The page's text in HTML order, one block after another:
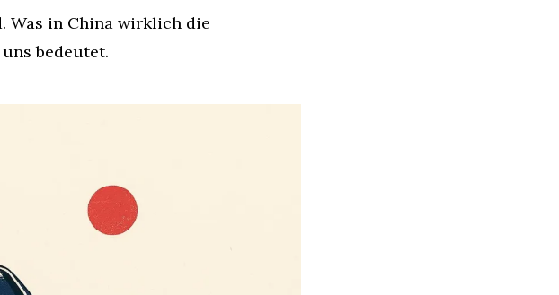
Was in China wirklich die
bedeutet.